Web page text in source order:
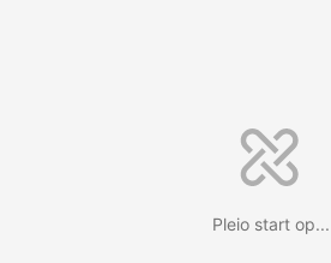
Pleio start op...